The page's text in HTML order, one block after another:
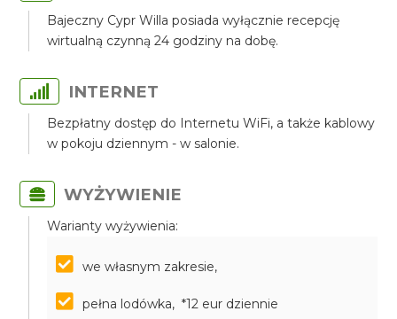
Bajeczny Cypr Willa posiada wyłącznie recepcję
wirtualną czynną 24 godziny na dobę.
INTERNET
Bezpłatny dostęp do Internetu WiFi, a także kablowy
w pokoju dziennym - w salonie.
WYŻYWIENIE
Warianty wyżywienia:
we własnym zakresie,
pełna lodówka, *12 eur dziennie